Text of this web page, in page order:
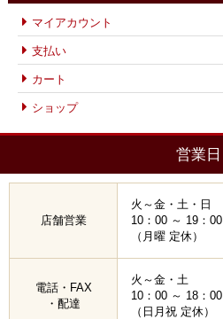
マイアカウント
支払い
カート
ショップ
営業日
店舗営業
火～金・土・日
10：00 ～ 19：00
（月曜 定休）
電話・FAX
・配達
火～金・土
10：00 ～ 18：00
（日月祝 定休）